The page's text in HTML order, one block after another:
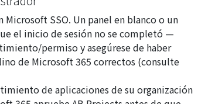
SSO. Un panel en blanco o un
el inicio de sesión no se completó —
permiso y asegúrese de haber
de Microsoft 365 correctos (consulte
de aplicaciones de su organización